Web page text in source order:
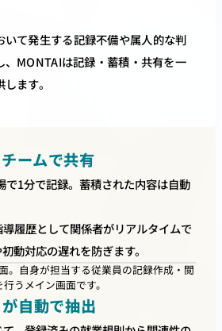
いて発生する記録不備や属人的な判
、MONTAIは記録・蓄積・共有を一
ます。
ームで共有
で1分で記録。蓄積された内容は自動
履歴として関係者がリアルタイムで
動対応の遅れを防ぎます。
。自身が担当する従業員の記録作成・閲
行うメイン画面です。
自動で抽出